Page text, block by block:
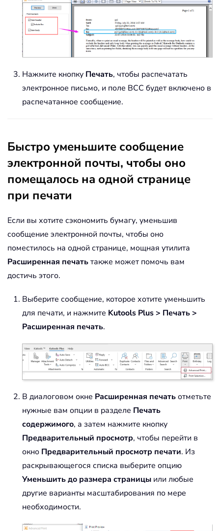
Нажмите кнопку Печать, чтобы распечатать
электронное письмо, и поле BCC будет включено в
распечатанное сообщение.
Быстро уменьшите сообщение
электронной почты, чтобы оно
помещалось на одной странице
при печати
Если вы хотите сэкономить бумагу, уменьшив
сообщение электронной почты, чтобы оно
поместилось на одной странице, мощная утилита
Расширенная печатьтакже может помочь вам
достичь этого.
Выберите сообщение, которое хотите уменьшить
для печати, и нажмите Kutools Plus > Печать >
Расширенная печать.
В диалоговом окне Расширенная печатьотметьте
нужные вам опции в разделе Печать
содержимого, а затем нажмите кнопку
Предварительный просмотр, чтобы перейти в
окно Предварительный просмотр печати. Из
раскрывающегося списка выберите опцию
Уменьшить до размера страницы или любые
другие варианты масштабирования по мере
необходимости.